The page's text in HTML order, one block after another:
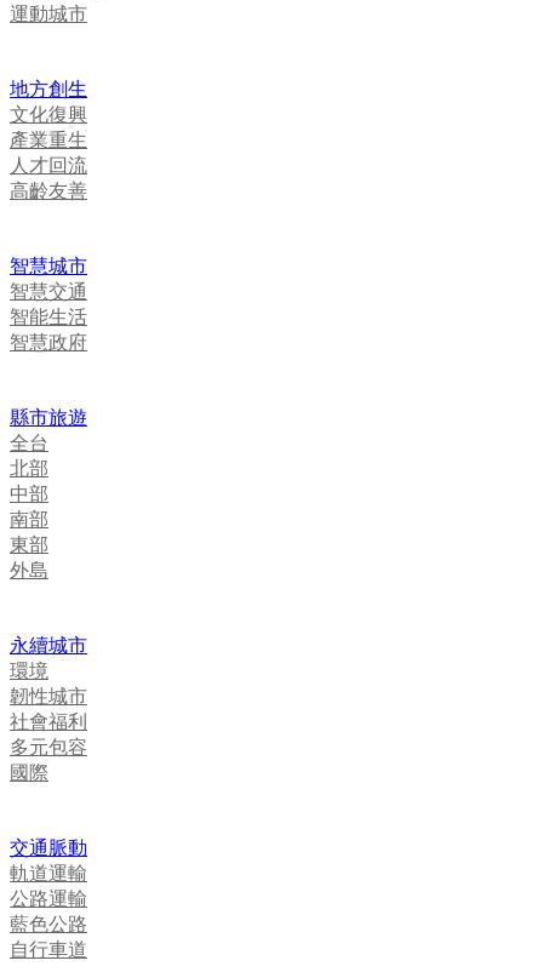
運動城市
地方創生
文化復興
產業重生
人才回流
高齡友善
智慧城市
智慧交通
智能生活
智慧政府
縣市旅遊
全台
北部
中部
南部
東部
外島
永續城市
環境
韌性城市
社會福利
多元包容
國際
交通脈動
軌道運輸
公路運輸
藍色公路
自行車道